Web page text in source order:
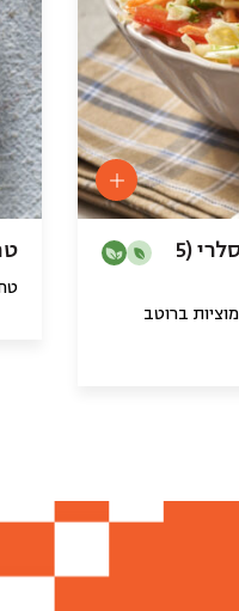
כרוב חגיגי תפוח חמוציות וסלרי (5
ברוטב